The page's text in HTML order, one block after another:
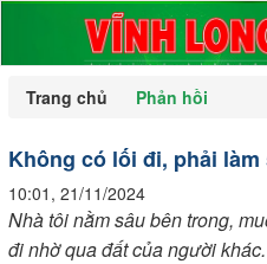
Trang chủ
Phản hồi
Không có lối đi, phải làm
10:01, 21/11/2024
Nhà tôi nằm sâu bên trong,
đi nhờ qua đất của người